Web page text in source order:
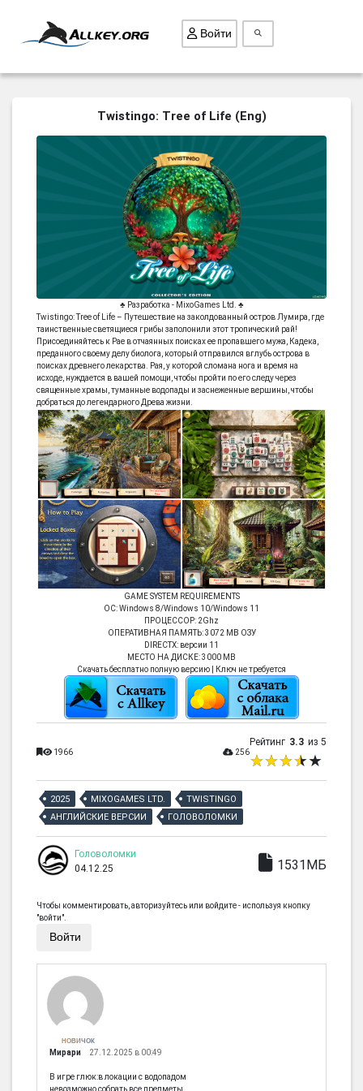
ПОИСК ПРЕДМЕТОВ
КВЕСТ
КАК СКАЧАТЬ
НОВОСТИ
Войти
Twistingo: Tree of Life (Eng)
♣ Разработка - MixoGames Ltd. ♣
Twistingo: Tree of Life – Путешествие на заколдованный остров Лумира, где
таинственные светящиеся грибы заполонили этот тропический рай!
Присоединяйтесь к Рае в отчаянных поисках ее пропавшего мужа, Кадека,
преданного своему делу биолога, который отправился вглубь острова в
поисках древнего лекарства. Рая, у которой сломана нога и время на
исходе, нуждается в вашей помощи, чтобы пройти по его следу через
священные храмы, туманные водопады и заснеженные вершины, чтобы
добраться до легендарного Древа жизни.
GAME SYSTEM REQUIREMENTS
ОС: Windows 8/Windows 10/Windows 11
ПРОЦЕССОР: 2Ghz
ОПЕРАТИВНАЯ ПАМЯТЬ: 3072 MB ОЗУ
DIRECTX: версии 11
МЕСТО НА ДИСКЕ: 3000 MB
Скачать бесплатно полную версию | Ключ не требуется
1966 256
Рейтинг 3.3 из 5
2025 MIXOGAMES LTD.
TWISTINGO
АНГЛИЙСКИЕ ВЕРСИИ
ГОЛОВОЛОМКИ
Головоломки
04.12.25
1531МБ
Чтобы комментировать, авторизуйтесь или войдите - используя кнопку
"войти".
Войти
НОВИЧОК
Мирари 27.12.2025 в 00:49
В игре глюк:в локации с водопадом
невозможно собрать все предметы.